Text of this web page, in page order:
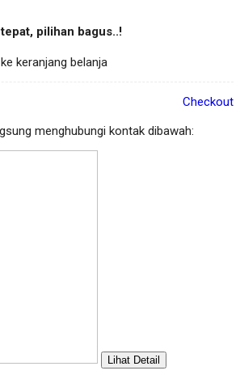
pilihan bagus..!
keranjang belanja
Checkout
menghubungi kontak dibawah:
Lihat Detail